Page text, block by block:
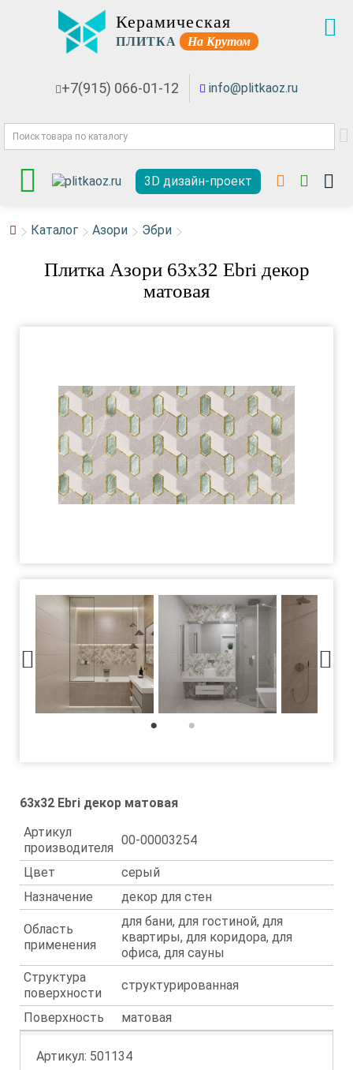
Керамическая
ПЛИТКА На Крутом
+7(915) 066-01-12 info@plitkaoz.ru
3D дизайн-проект
Каталог Азори Эбри
Плитка Азори 63x32 Ebri декор
матовая
63x32 Ebri декор матовая
Артикул
производителя
00-00003254
Цвет
серый
Назначение
декор для стен
Область
применения
для бани, для гостиной, для
квартиры, для коридора, для
офиса, для сауны
Структура
поверхности
структурированная
Поверхность матовая
Артикул: 501134